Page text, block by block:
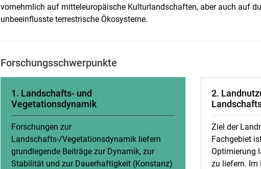
vornehmlich auf mitteleuropäische Kulturlandschaften, aber auch auf
unbeeinflusste terrestrische Ökosysteme.
Forschungsschwerpunkte
1. Landschafts- und
Vegetationsdynamik
Forschungen zur
Landschafts-/Vegetationsdynamik liefern
grundlegende Beiträge zur Dynamik, zur
Stabilität und zur Dauerhaftigkeit (Konstanz)
2.
Ziel der
Fachgebiet
Optimierung
zu liefern. Im